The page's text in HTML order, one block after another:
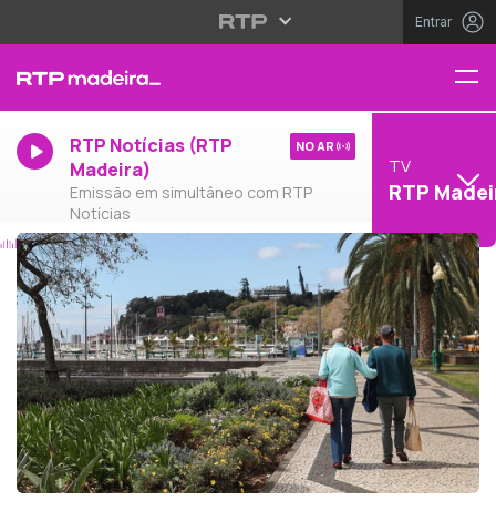
Entrar
RTP Notícias (RTP
Madeira)
Emissão em simultâneo com RTP
Notícias
NO AR
TV
RTP